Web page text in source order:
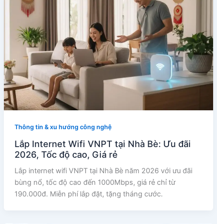
Thông tin & xu hướng công nghệ
Lắp Internet Wifi VNPT tại Nhà Bè: Ưu đãi
2026, Tốc độ cao, Giá rẻ
Lắp internet wifi VNPT tại Nhà Bè năm 2026 với ưu đãi
bùng nổ, tốc độ cao đến 1000Mbps, giá rẻ chỉ từ
190.000đ. Miễn phí lắp đặt, tặng tháng cước.